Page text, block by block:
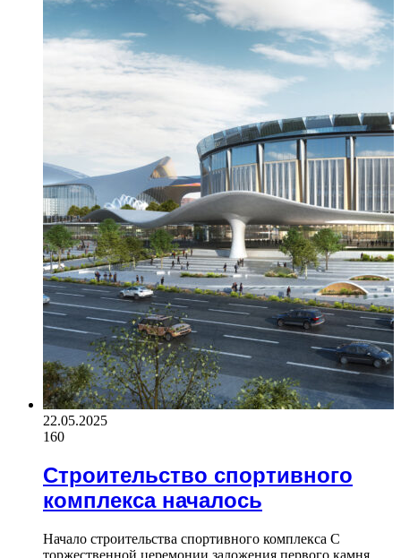
22.05.2025
160
Строительство спортивного
комплекса началось
Начало строительства спортивного комплекса С
торжественной церемонии заложения первого камня